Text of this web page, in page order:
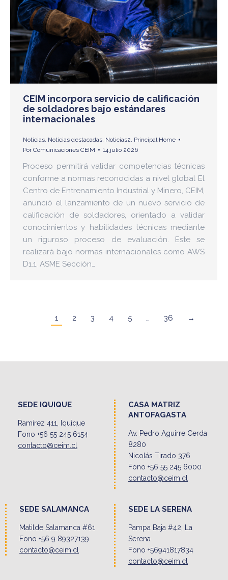
CEIM incorpora servicio de calificación
de soldadores bajo estándares
internacionales
Noticias, Noticias destacadas, Noticias2, Principal Home
PorComunicaciones CEIM 14 julio 2026
Proceso permitirá validar competencias técnicas
conforme a normas reconocidas a nivel global El
Centro de Entrenamiento Industrial y Minero, CEIM,
anunció el lanzamiento de un nuevo servicio de
calificación de soldadores, orientado a validar
conocimientos y habilidades técnicas mediante
un riguroso proceso de evaluación. Este se
realizará bajo normas internacionales como AWS
D1.1, ASME Sección…
1 2 3 4 5 36 →
SEDE IQUIQUE
Ramirez 411, Iquique
Fono +56 55 245 6154
contacto@ceim.cl
CASA MATRIZ
ANTOFAGASTA
Av. Pedro Aguirre Cerda
8280
Nicolás Tirado 376
Fono +56 55 245 6000
contacto@ceim.cl
SEDE SALAMANCA
Matilde Salamanca #61
Fono +56 9 89327139
contacto@ceim.cl
SEDE LA SERENA
Pampa Baja #42, La
Serena
Fono +56941817834
contacto@ceim.cl